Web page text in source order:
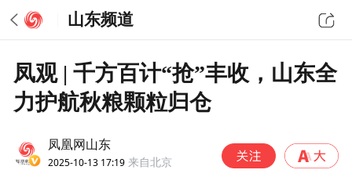
山东频道
凤观 | 千方百计“抢”丰收，山东全
力护航秋粮颗粒归仓
凤凰网山东
2025-10-13 17:19 来自北京